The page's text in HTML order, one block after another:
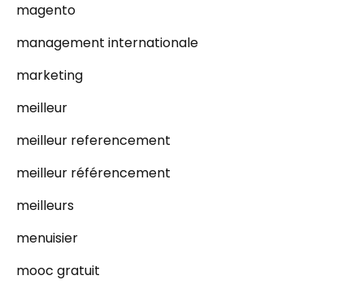
magento
management internationale
marketing
meilleur
meilleur referencement
meilleur référencement
meilleurs
menuisier
mooc gratuit